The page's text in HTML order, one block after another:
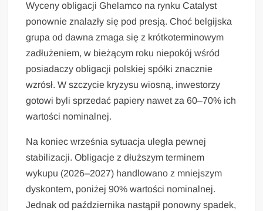
Wyceny obligacji Ghelamco na rynku Catalyst
ponownie znalazły się pod presją. Choć belgijska
grupa od dawna zmaga się z krótkoterminowym
zadłużeniem, w bieżącym roku niepokój wśród
posiadaczy obligacji polskiej spółki znacznie
wzrósł. W szczycie kryzysu wiosną, inwestorzy
gotowi byli sprzedać papiery nawet za 60–70% ich
wartości nominalnej.
Na koniec września sytuacja uległa pewnej
stabilizacji. Obligacje z dłuższym terminem
wykupu (2026–2027) handlowano z mniejszym
dyskontem, poniżej 90% wartości nominalnej.
Jednak od października nastąpił ponowny spadek,